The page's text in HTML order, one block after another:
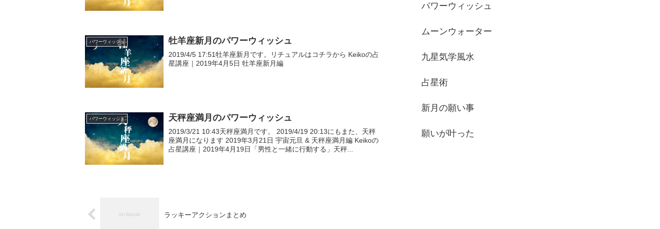
パワーウィッシュ 牡羊座新月のパワーウィッシュ
2019/4/5 17:51牡羊座新月です。リチュアルはコチラから Keikoの占
星講座｜2019年4月5日 牡羊座新月編
パワーウィッシュ 天秤座満月のパワーウィッシュ
2019/3/21 10:43天秤座満月です。 2019/4/19 20:13にもまた、天秤
座満月になります 2019年3月21日 宇宙元旦 & 天秤座満月編 Keikoの
占星講座｜2019年4月19日「男性と一緒に行動する」天秤...
ラッキーアクションまとめ
パワーウィッシュ
ムーンウォーター
九星気学風水
占星術
新月の願い事
願いが叶った